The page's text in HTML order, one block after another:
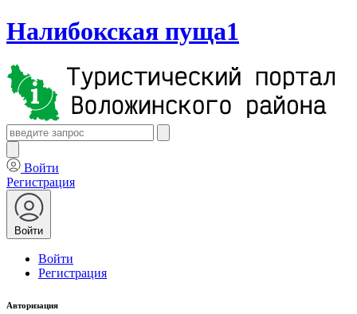
Налибокская пуща1
Войти
Регистрация
Войти
Войти
Регистрация
Авторизация